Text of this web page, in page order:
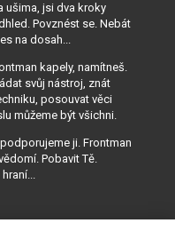
ušima, jsi dva kroky
Povznést se. Nebát
na dosah...
kapely, namítneš.
svůj nástroj, znát
posouvat věci
můžeme být všichni.
ji. Frontman
Pobavit Tě.